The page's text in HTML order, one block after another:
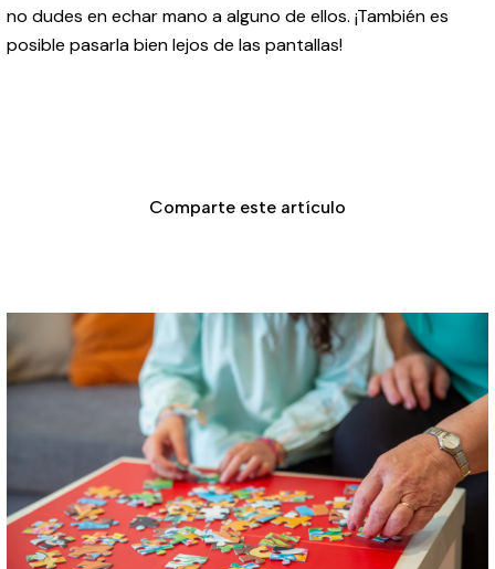
no dudes en echar mano a alguno de ellos. ¡También es
posible pasarla bien lejos de las pantallas!
Comparte este artículo